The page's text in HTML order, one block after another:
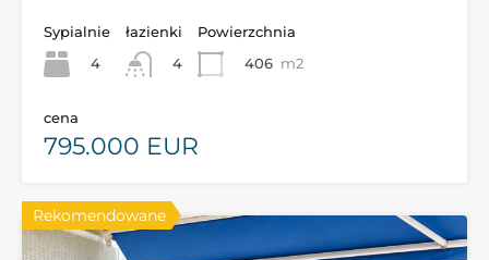
Sypialnie
4
łazienki
4
Powierzchnia
406 m2
cena
795.000 EUR
Rekomendowane